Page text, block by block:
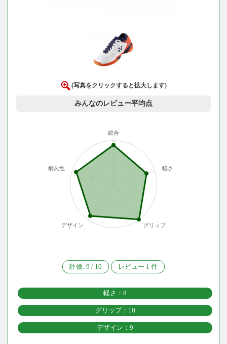
(写真をクリックすると拡大します)
みんなのレビュー平均点
総合
軽さ
グリップ
デザイン
耐久性
評価: 9 / 10 レビュー 1 件
軽さ：8
グリップ：10
デザイン：9